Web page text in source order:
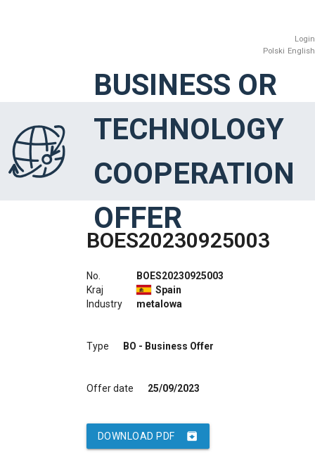
Login
Polski English
BUSINESS OR
TECHNOLOGY
COOPERATION
OFFER
BOES20230925003
No.
Kraj
Industry
BOES20230925003
Spain
metalowa
Type BO - Business Offer
Offer date 25/09/2023
archive
DOWNLOAD PDF